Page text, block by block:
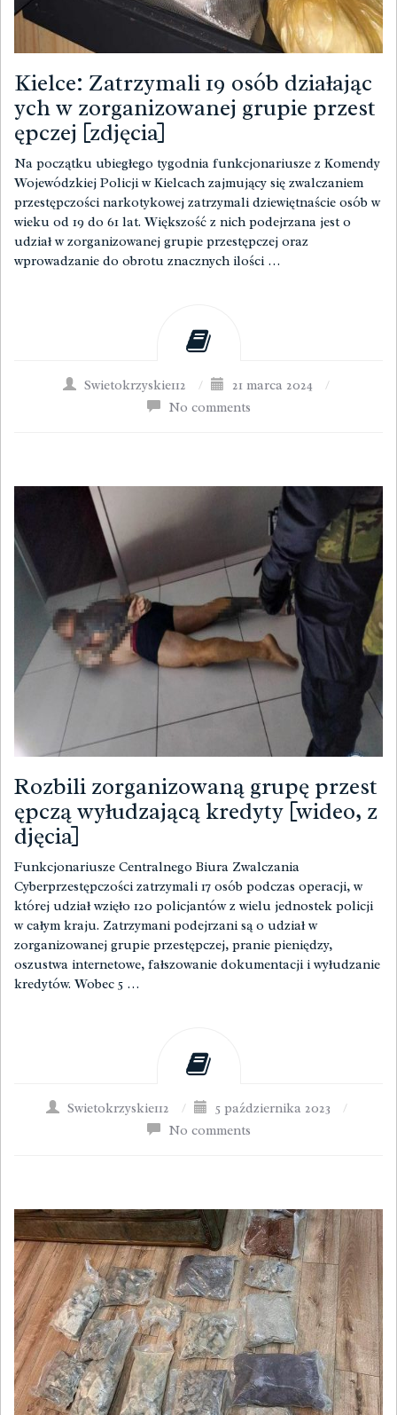
Kielce: Zatrzymali 19 osób działając
ych w zorganizowanej grupie przest
ępczej [zdjęcia]
Na początku ubiegłego tygodnia funkcjonariusze z Komendy
Wojewódzkiej Policji w Kielcach zajmujący się zwalczaniem
przestępczości narkotykowej zatrzymali dziewiętnaście osób w
wieku od 19 do 61 lat. Większość z nich podejrzana jest o
udział w zorganizowanej grupie przestępczej oraz
wprowadzanie do obrotu znacznych ilości …
Swietokrzyskie112 / 21 marca 2024
/
No comments
Rozbili zorganizowaną grupę przest
ępczą wyłudzającą kredyty [wideo, z
djęcia]
Funkcjonariusze Centralnego Biura Zwalczania
Cyberprzestępczości zatrzymali 17 osób podczas operacji, w
której udział wzięło 120 policjantów z wielu jednostek policji
w całym kraju. Zatrzymani podejrzani są o udział w
zorganizowanej grupie przestępczej, pranie pieniędzy,
oszustwa internetowe, fałszowanie dokumentacji i wyłudzanie
kredytów. Wobec 5 …
Swietokrzyskie112 / 5 października 2023
/
No comments